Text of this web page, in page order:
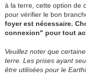
à la terre, cette option de
pour vérifier le bon
foyer est nécessaire.
connexion" pour tout
Veuillez noter que
terre. Les prises ayant
être utilisées pour le